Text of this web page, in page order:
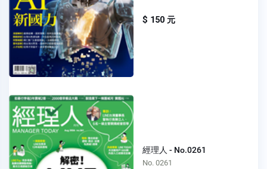
$ 150 元
經理人 - No.0261
No. 0261